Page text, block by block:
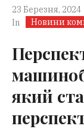
23 Березня, 2024
In
Новини
який